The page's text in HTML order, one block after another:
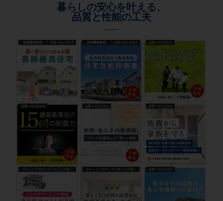
暮らしの安心を叶える、
品質と性能の工夫